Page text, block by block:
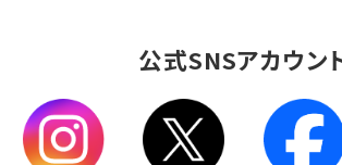
公式SNSアカウン